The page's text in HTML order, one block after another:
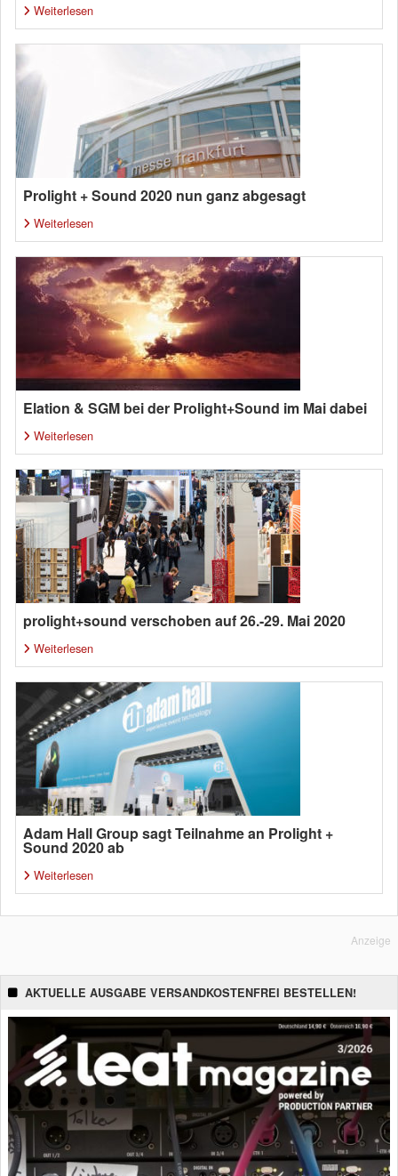
Weiterlesen
Prolight + Sound 2020 nun ganz abgesagt
Weiterlesen
Elation & SGM bei der Prolight+Sound im Mai dabei
Weiterlesen
prolight+sound verschoben auf 26.-29. Mai 2020
Weiterlesen
Adam Hall Group sagt Teilnahme an Prolight +
Sound 2020 ab
Weiterlesen
Anzeige
AKTUELLE AUSGABE VERSANDKOSTENFREI BESTELLEN!